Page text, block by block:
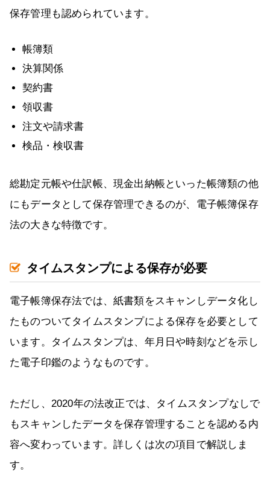
保存管理も認められています。
帳簿類
決算関係
契約書
領収書
注文や請求書
検品・検収書
総勘定元帳や仕訳帳、現金出納帳といった帳簿類の他
にもデータとして保存管理できるのが、電子帳簿保存
法の大きな特徴です。
タイムスタンプによる保存が必要
電子帳簿保存法では、紙書類をスキャンしデータ化し
たものついてタイムスタンプによる保存を必要として
います。タイムスタンプは、年月日や時刻などを示し
た電子印鑑のようなものです。
ただし、2020年の法改正では、タイムスタンプなしで
もスキャンしたデータを保存管理することを認める内
容へ変わっています。詳しくは次の項目で解説しま
す。